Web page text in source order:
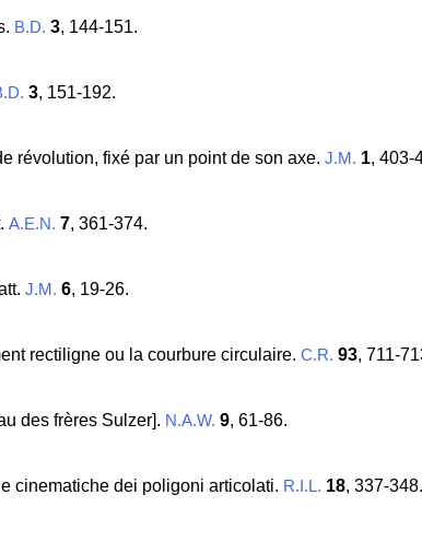
B.D. 3, 144-151.
3, 151-192.
révolution, fixé par un point de son axe. J.M. 1, 403-
A.E.N. 7, 361-374.
J.M. 6, 19-26.
rectiligne ou la courbure circulaire. C.R. 93, 711-
des frères Sulzer]. N.A.W. 9, 61-86.
cinematiche dei poligoni articolati. R.I.L. 18, 337-348.